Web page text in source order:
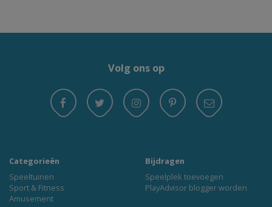
Volg ons op
Categorieën
Speeltuinen
Sport & Fitness
Amusement
Bijdragen
Speelplek toevoegen
PlayAdvisor blogger worden